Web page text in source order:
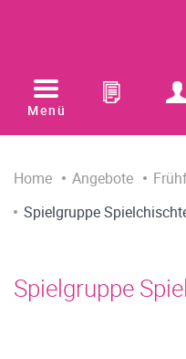
Menü
Home Angebote
Spielgruppe
Spielgruppe